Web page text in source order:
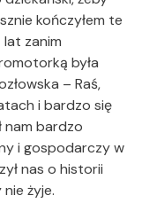
kończyłem te
zanim
była
– Raś,
i bardzo się
nam bardzo
i gospodarczy w
nas o historii
żyje.